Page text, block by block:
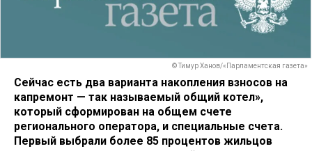
© Тимур Ханов/«Парламентская газета»
Сейчас есть два варианта накопления взносов на
капремонт — так называемый общий котел»,
который сформирован на общем счете
регионального оператора, и специальные счета.
Первый выбрали более 85 процентов жильцов